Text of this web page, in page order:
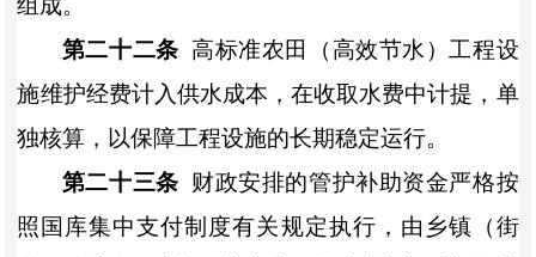
组成。
第二十二条 高标准农田（高效节水）工程设
施维护经费计入供水成本，在收取水费中计提，单
独核算，以保障工程设施的长期稳定运行。
第二十三条 财政安排的管护补助资金严格按
照国库集中支付制度有关规定执行，由 乡镇（街